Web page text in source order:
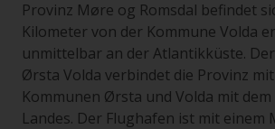
Provinz Møre og Romsdal befindet
Kilometer von der Kommune Volda
unmittelbar an der Atlantikküste.
Ørsta Volda verbindet die Provinz
Kommunen Ørsta und Volda mit dem
Landes. Der Flughafen ist mit einem